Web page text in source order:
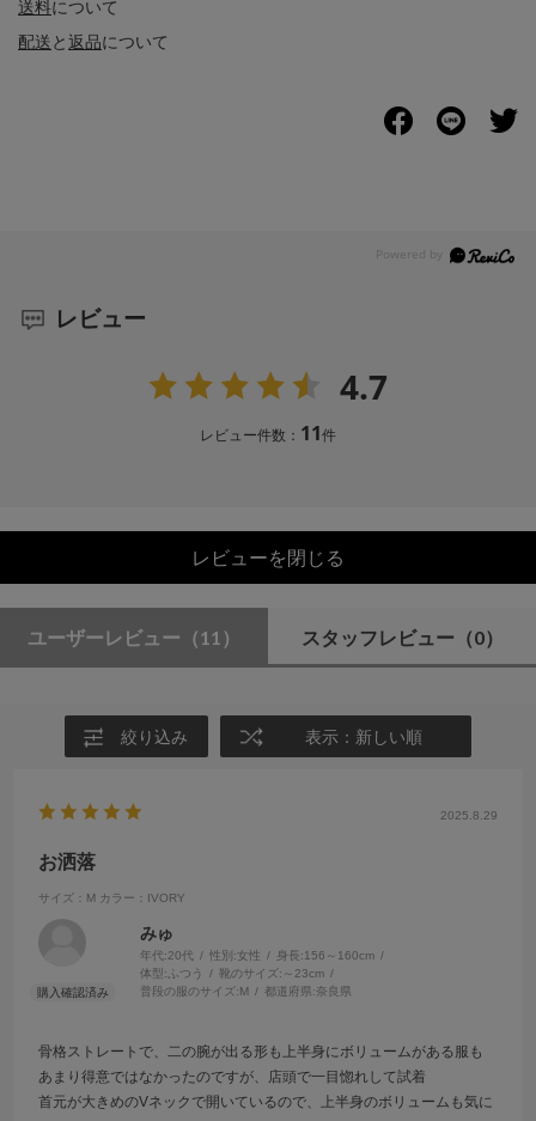
送料について
配送と返品について
レビュー
4.7
レビュー件数： 11件
レビューを閉じる
ユーザーレビュー （11） スタッフレビュー （0）
絞り込み 表示：新しい順
2025.8.29
お洒落
サイズ：M カラー：IVORY
みゅ
年代:20代 性別:女性 身長:156～160cm
体型: ふつう 靴のサイズ: ～23cm
普段の服のサイズ:M 都道府県:奈良県
骨格ストレートで、二の腕が出る形も上半身にボリュームがある服も
あまり得意ではなかったのですが、店頭で一目惚れして試着
首元が大きめのVネックで開いているので、上半身のボリュームも気に